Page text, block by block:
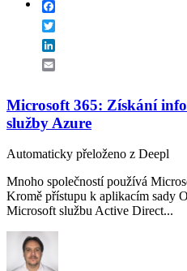
Microsoft 365: Získání
služby Azure
Automaticky přeloženo z Deepl
Mnoho společností používá
Kromě přístupu k aplikacím sady
Microsoft službu Active Direct...